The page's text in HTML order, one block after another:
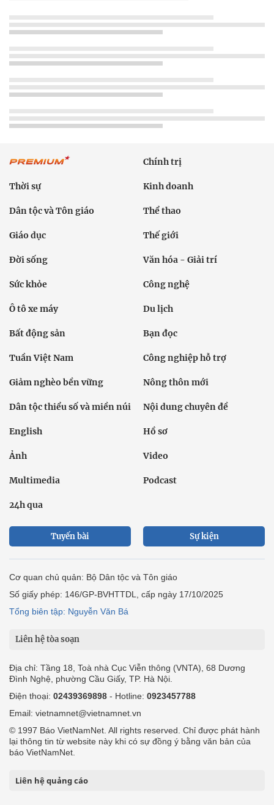
Chính trị
Thời sự Kinh doanh
Dân tộc và Tôn giáo Thể thao
Giáo dục Thế giới
Đời sống Văn hóa - Giải trí
Sức khỏe Công nghệ
Ô tô xe máy Du lịch
Bất động sản Bạn đọc
Tuần Việt Nam Công nghiệp hỗ trợ
Giảm nghèo bền vững Nông thôn mới
Dân tộc thiểu số và miền núi Nội dung chuyên đề
English Hồ sơ
Ảnh Video
Multimedia Podcast
24h qua
Tuyến bài Sự kiện
Cơ quan chủ quản: Bộ Dân tộc và Tôn giáo
Số giấy phép: 146/GP-BVHTTDL, cấp ngày 17/10/2025
Tổng biên tập: Nguyễn Văn Bá
Liên hệ tòa soạn
Địa chỉ: Tầng 18, Toà nhà Cục Viễn thông (VNTA), 68 Dương
Đình Nghệ, phường Cầu Giấy, TP. Hà Nội.
Điện thoại: 02439369898 - Hotline: 0923457788
Email: vietnamnet@vietnamnet.vn
© 1997 Báo VietNamNet. All rights reserved. Chỉ được phát hành
lại thông tin từ website này khi có sự đồng ý bằng văn bản của
báo VietNamNet.
Liên hệ quảng cáo